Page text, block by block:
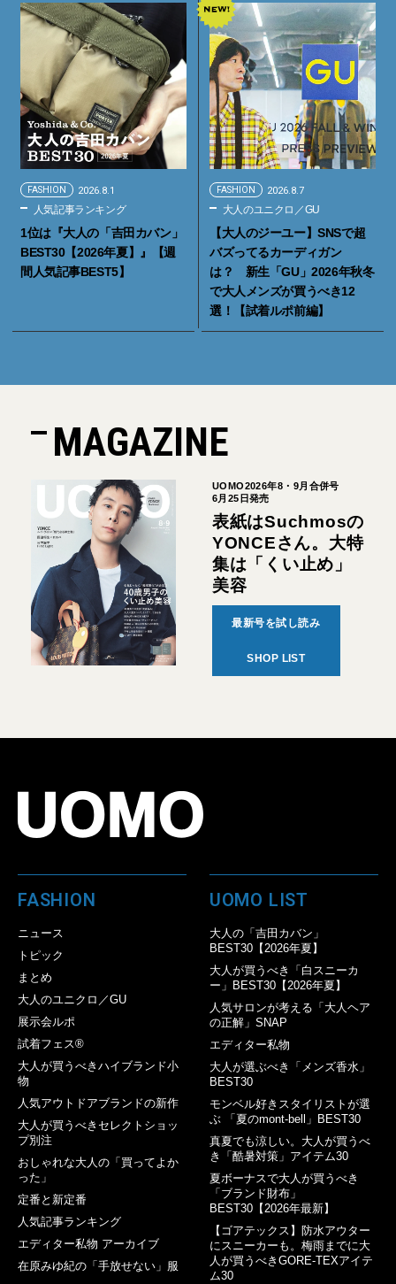
FASHION 2026.8.1
人気記事ランキング
1位は『大人の「吉田カバン」
BEST30【2026年夏】』【週
間人気記事BEST5】
FASHION 2026.8.7
大人のユニクロ／GU
【大人のジーユー】SNSで超
バズってるカーディガン
は？ 新生「GU」2026年秋冬
で大人メンズが買うべき12
選！【試着ルポ前編】
MAGAZINE
UOMO2026年8・9月合併号
6月25日発売
表紙はSuchmosの
YONCEさん。大特
集は「くい止め」
美容
最新号を試し読み
SHOP LIST
FASHION
ニュース
トピック
まとめ
大人のユニクロ／GU
展示会ルポ
試着フェス®︎
大人が買うべきハイブランド小
物
人気アウトドアブランドの新作
大人が買うべきセレクトショッ
プ別注
おしゃれな大人の「買ってよか
った」
定番と新定番
人気記事ランキング
エディター私物 アーカイブ
在原みゆ紀の「手放せない」服
UOMO LIST
大人の「吉田カバン」
BEST30【2026年夏】
大人が買うべき「白スニーカ
ー」BEST30【2026年夏】
人気サロンが考える「大人ヘア
の正解」SNAP
エディター私物
大人が選ぶべき「メンズ香水」
BEST30
モンベル好きスタイリストが選
ぶ 「夏のmont-bell」BEST30
真夏でも涼しい。大人が買うべ
き「酷暑対策」アイテム30
夏ボーナスで大人が買うべき
「ブランド財布」
BEST30【2026年最新】
【ゴアテックス】防水アウター
にスニーカーも。梅雨までに大
人が買うべきGORE-TEXアイテ
ム30